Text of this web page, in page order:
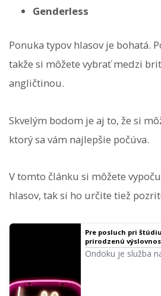
Genderless
Ponuka typov hlasov je bohatá.
takže si môžete vybrať medzi
angličtinou.
Skvelým bodom je aj to, že si
ktorý sa vám najlepšie počúva.
V tomto článku si môžete
hlasov, tak si ho určite tiež
Pre posluch pri
prirodzenú
žien, mužov, dievčat
Ondoku je služba